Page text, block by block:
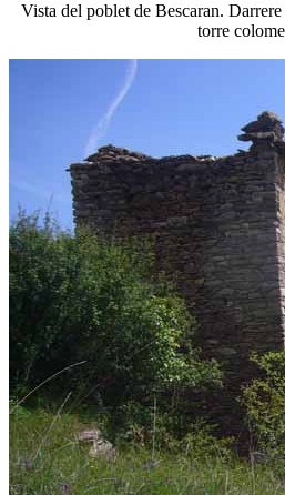
Vista del poblet de Bescaran.
torre